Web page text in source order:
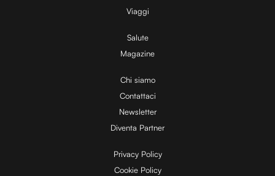
V
i
d
e
Viaggi
Salute
Magazine
Chi siamo
Contattaci
Newsletter
Diventa Partner
Privacy Policy
Cookie Policy